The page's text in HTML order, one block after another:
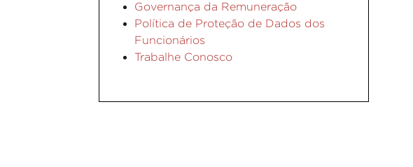
Governança da Remuneração
Política de Proteção de Dados dos
Funcionários
Trabalhe Conosco